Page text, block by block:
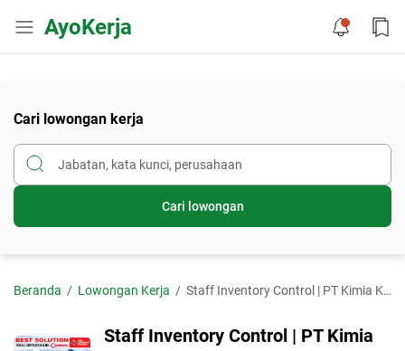
AyoKerja
Cari lowongan kerja
Cari lowongan
Beranda Lowongan Kerja Staff Inventory Control | PT Kimia Konstruksi Indonesia
Staff Inventory Control | PT Kimia